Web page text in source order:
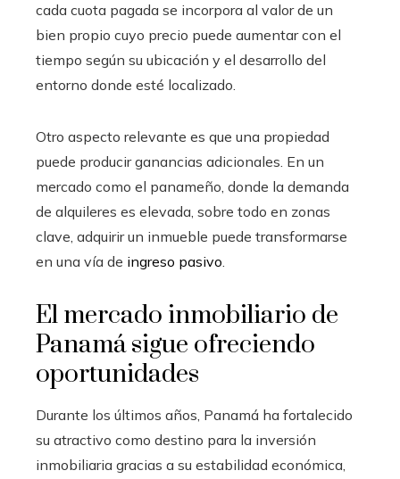
cada cuota pagada se incorpora al valor de un
bien propio cuyo precio puede aumentar con el
tiempo según su ubicación y el desarrollo del
entorno donde esté localizado.
Otro aspecto relevante es que una propiedad
puede producir ganancias adicionales. En un
mercado como el panameño, donde la demanda
de alquileres es elevada, sobre todo en zonas
clave, adquirir un inmueble puede transformarse
en una vía de ingreso pasivo
El mercado inmobiliario de
Panamá sigue ofreciendo
oportunidades
Durante los últimos años, Panamá ha fortalecido
su atractivo como destino para la inversión
inmobiliaria gracias a su estabilidad económica,